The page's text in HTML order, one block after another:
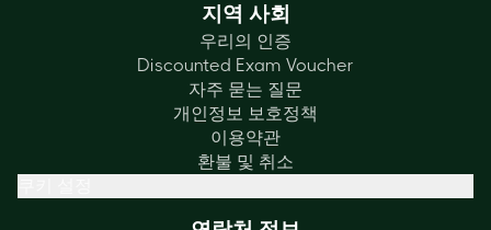
지역 사회
우리의 인증
Discounted Exam Voucher
자주 묻는 질문
개인정보 보호정책
이용약관
환불 및 취소